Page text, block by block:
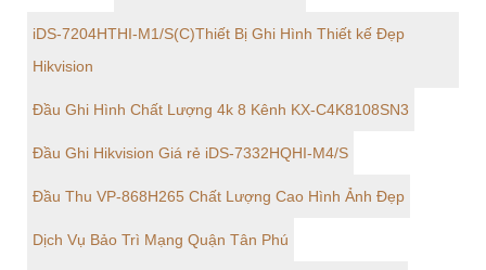
iDS-7204HTHI-M1/S(C)Thiết Bị Ghi Hình Thiết kế Đẹp
Hikvision
Đầu Ghi Hình Chất Lượng 4k 8 Kênh KX-C4K8108SN3
Đầu Ghi Hikvision Giá rẻ iDS-7332HQHI-M4/S
Đầu Thu VP-868H265 Chất Lượng Cao Hình Ảnh Đẹp
Dịch Vụ Bảo Trì Mạng Quận Tân Phú